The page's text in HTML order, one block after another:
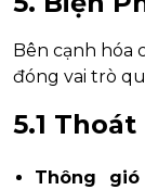
Bên cạnh hóa
đóng vai trò
5.1
Thông